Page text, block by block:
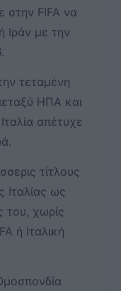
στην FIFA να
Ιράν με την
τεταμένη
ΗΠΑ και
απέτυχε
τίτλους
Ιταλίας ως
του, χωρίς
ή Ιταλική